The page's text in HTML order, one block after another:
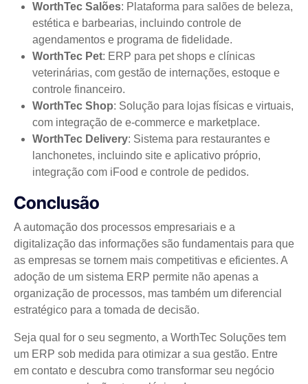
WorthTec Salões: Plataforma para salões de beleza,
estética e barbearias, incluindo controle de
agendamentos e programa de fidelidade.
WorthTec Pet: ERP para pet shops e clínicas
veterinárias, com gestão de internações, estoque e
controle financeiro.
WorthTec Shop: Solução para lojas físicas e virtuais,
com integração de e-commerce e marketplace.
WorthTec Delivery: Sistema para restaurantes e
lanchonetes, incluindo site e aplicativo próprio,
integração com iFood e controle de pedidos.
Conclusão
A automação dos processos empresariais e a
digitalização das informações são fundamentais para que
as empresas se tornem mais competitivas e eficientes. A
adoção de um sistema ERP permite não apenas a
organização de processos, mas também um diferencial
estratégico para a tomada de decisão.
Seja qual for o seu segmento, a WorthTec Soluções tem
um ERP sob medida para otimizar a sua gestão. Entre
em contato e descubra como transformar seu negócio